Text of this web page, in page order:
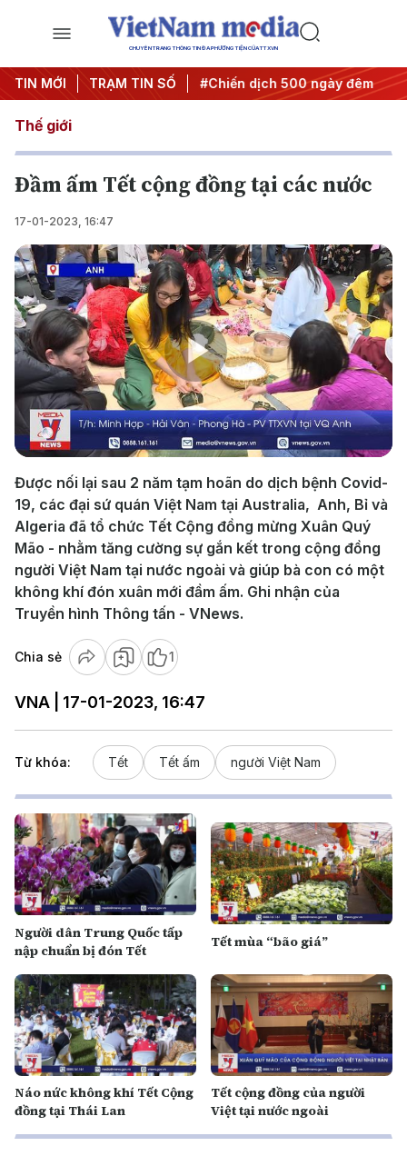
CHUYÊN TRANG THÔNG TIN ĐA PHƯƠNG TIỆN CỦA TTXVN
TIN MỚI TRẠM TIN SỐ
quyết thành hành động #Chiến dịch 500 ngày đêm
Thế giới
Đầm ấm Tết cộng đồng tại các nước
17-01-2023, 16:47
Play
Video
Được nối lại sau 2 năm tạm hoãn do dịch bệnh Covid-
19, các đại sứ quán Việt Nam tại Australia, Anh, Bỉ và
Algeria đã tổ chức Tết Cộng đồng mừng Xuân Quý
Mão - nhằm tăng cường sự gắn kết trong cộng đồng
người Việt Nam tại nước ngoài và giúp bà con có một
không khí đón xuân mới đầm ấm. Ghi nhận của
Truyền hình Thông tấn - VNews.
Chia sẻ 1
VNA | 17-01-2023, 16:47
Từ khóa: Tết Tết ấm người Việt Nam
Người dân Trung Quốc tấp
nập chuẩn bị đón Tết
Tết mùa “bão giá”
Náo nức không khí Tết Cộng
đồng tại Thái Lan
Tết cộng đồng của người
Việt tại nước ngoài